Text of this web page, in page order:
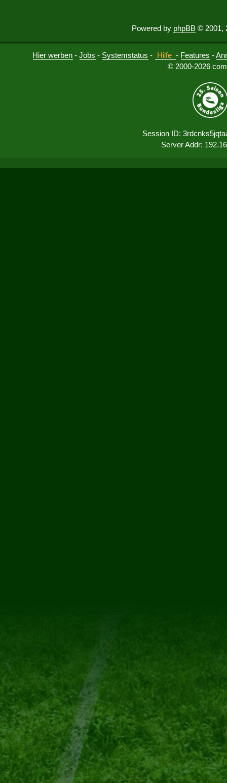
Powered by phpBB © 2001,
Hier werben -Jobs - Systemstatus - Hilfe - Features -
© 2000-2026
Session ID:
Server Addr: